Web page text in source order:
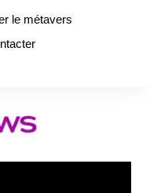
le métavers